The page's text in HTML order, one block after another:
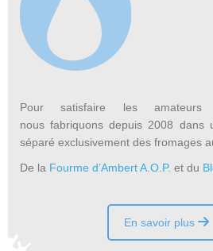
Pour satisfaire les
nous fabriquons depuis 2008 dans
séparé exclusivement des fromages
De la Fourme d’Ambert A.O.P. et du
En savoir plus